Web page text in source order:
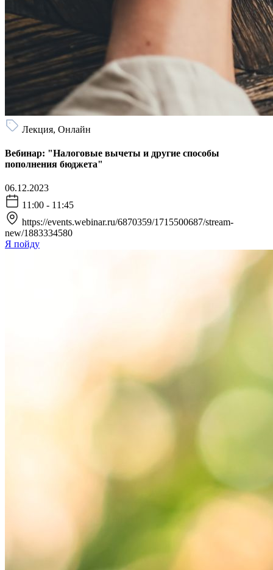
Лекция, Онлайн
Вебинар: "Налоговые вычеты и другие способы
пополнения бюджета"
06.12.2023
11:00 - 11:45
https://events.webinar.ru/6870359/1715500687/stream-
new/1883334580
Я пойду